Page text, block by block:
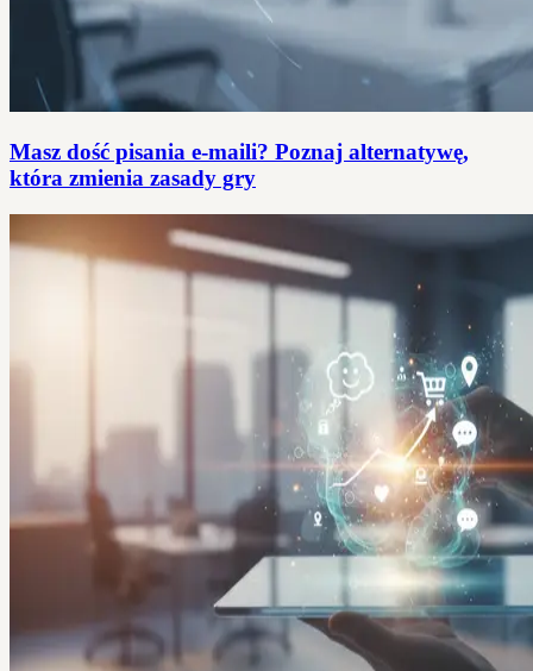
Masz dość pisania e-maili? Poznaj alternatywę,
która zmienia zasady gry